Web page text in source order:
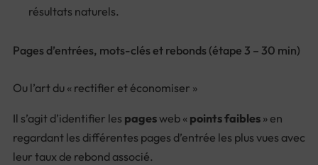
résultats naturels.
Pages d’entrées, mots-clés et rebonds (étape 3 – 30 min)
Ou l’art du « rectifier et économiser »
Il s’agit d’identifier les pagesweb « points faibles » en
regardant les différentes pages d’entrée les plus vues avec
leur taux de rebond associé.